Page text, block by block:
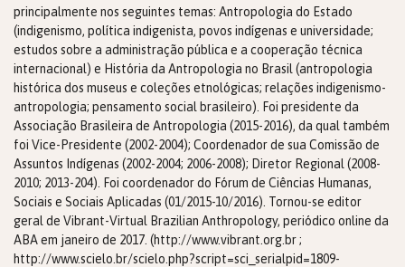
principalmente nos seguintes temas: Antropologia do Estado
(indigenismo, política indigenista, povos indígenas e universidade;
estudos sobre a administração pública e a cooperação técnica
internacional) e História da Antropologia no Brasil (antropologia
histórica dos museus e coleções etnológicas; relações indigenismo-
antropologia; pensamento social brasileiro). Foi presidente da
Associação Brasileira de Antropologia (2015-2016), da qual também
foi Vice-Presidente (2002-2004); Coordenador de sua Comissão de
Assuntos Indígenas (2002-2004; 2006-2008); Diretor Regional (2008-
2010; 2013-204). Foi coordenador do Fórum de Ciências Humanas,
Sociais e Sociais Aplicadas (01/2015-10/2016). Tornou-se editor
geral de Vibrant-Virtual Brazilian Anthropology, periódico online da
ABA em janeiro de 2017. (http://www.vibrant.org.br ;
http://www.scielo.br/scielo.php?script=sci_serialpid=1809-